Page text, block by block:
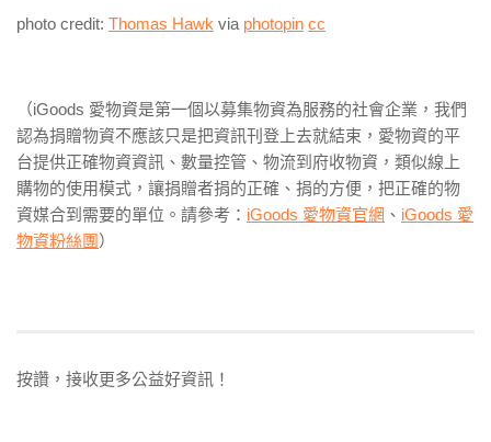
photo credit: Thomas Hawk via photopin cc
（iGoods 愛物資是第一個以募集物資為服務的社會企業，我們
認為捐贈物資不應該只是把資訊刊登上去就結束，愛物資的平
台提供正確物資資訊、數量控管、物流到府收物資，類似線上
購物的使用模式，讓捐贈者捐的正確、捐的方便，把正確的物
資媒合到需要的單位。請參考： iGoods 愛物資官網 、 iGoods 愛
物資粉絲團）
按讚，接收更多公益好資訊！